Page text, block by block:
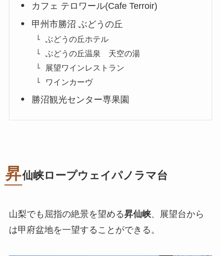
カフェ テロワール(Cafe Terroir)
甲州市勝沼 ぶどうの丘
ぶどうの丘ホテル
ぶどうの丘温泉 天空の湯
展望ワインレストラン
ワインカーヴ
勝沼観光センター専果園
昇仙峡ロープウェイパノラマ台
山梨でも屈指の絶景を望める昇仙峡、展望台から
は甲府盆地を一望することができる。